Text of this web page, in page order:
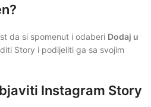
da si spomenut i odaberi Dodaj u
Story i podijeliti ga sa svojim
Instagram Story